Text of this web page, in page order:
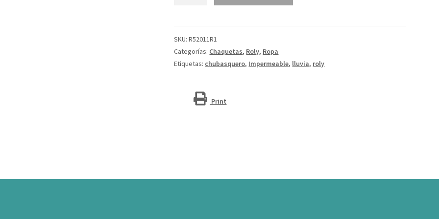
cantidad
SKU:R52011R1
Categorías: Chaquetas, Roly, Ropa
Etiquetas: chubasquero, Impermeable, lluvia, roly
Print